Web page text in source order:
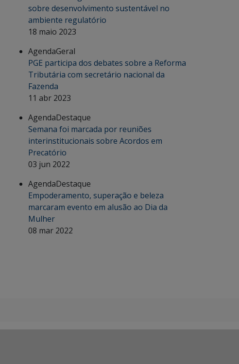
sobre desenvolvimento sustentável no
ambiente regulatório
18 maio 2023
AgendaGeral
PGE participa dos debates sobre a Reforma
Tributária com secretário nacional da
Fazenda
11 abr 2023
AgendaDestaque
Semana foi marcada por reuniões
interinstitucionais sobre Acordos em
Precatório
03 jun 2022
AgendaDestaque
Empoderamento, superação e beleza
marcaram evento em alusão ao Dia da
Mulher
08 mar 2022